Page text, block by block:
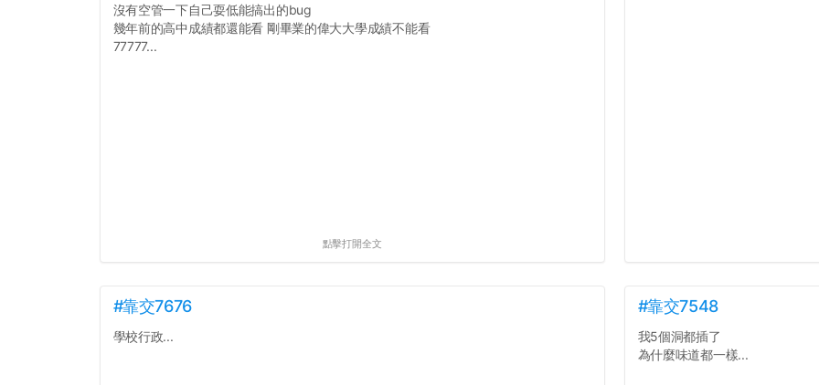
沒有空管一下自己耍低能搞出的bug
幾年前的高中成績都還能看 剛畢業的偉大大學成績不能看
77777...
點擊打開全文
#靠交7676
學校行政...
#靠交7548
我5個洞都插了
為什麼味道都一樣...